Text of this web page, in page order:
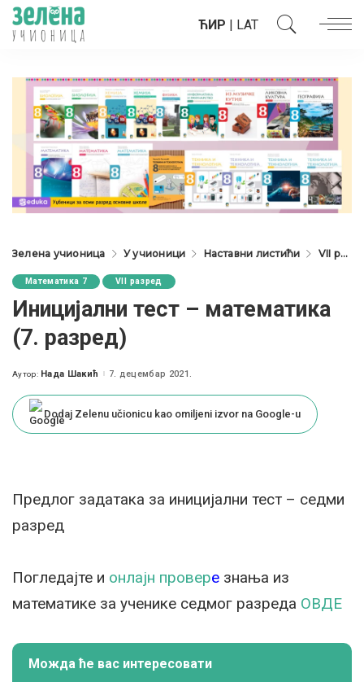
ЋИР | LAT
Зелена учионица У учионици Наставни листићи VII разред
Математика 7 VII разред
Иницијални тест – математика
(7. разред)
Posted
Аутор: Нада Шакић 7. децембар 2021.
Dodaj Zelenu učionicu kao omiljeni izvor na Google-u
Предлог задатака за иницијални тест – седми
разред
Погледајте и онлајн провере знања из
математике за ученике седмог разреда ОВДЕ
Можда ће вас интересовати